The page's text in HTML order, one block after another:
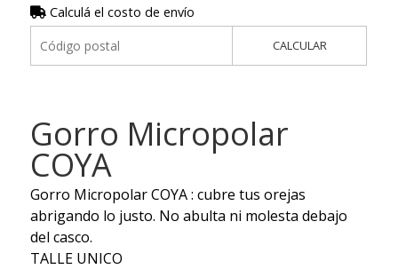
Calculá el costo de envío
CALCULAR
Gorro Micropolar
COYA
Gorro Micropolar COYA : cubre tus orejas
abrigando lo justo. No abulta ni molesta debajo
del casco.
TALLE UNICO